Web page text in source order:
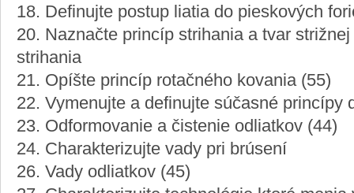
18. Definujte postup liatia do pieskových
20. Naznačte princíp strihania a tvar
strihania
21. Opíšte princíp rotačného kovania (55)
22. Vymenujte a definujte súčasné princípy
23. Odformovanie a čistenie odliatkov (44)
24. Charakterizujte vady pri brúsení
26. Vady odliatkov (45)